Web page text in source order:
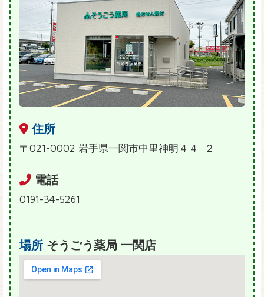
住所
〒021-0002 岩手県一関市中里神明４４−２
電話
0191-34-5261
場所 そうごう薬局 一関店